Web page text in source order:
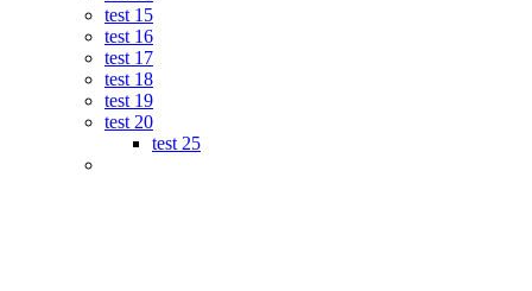
test 15
test 16
test 17
test 18
test 19
test 20
test 25